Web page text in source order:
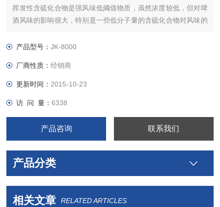
挥发性含硫化合物是强风味低阈值物质，虽然浓度较低，但对啤
酒风味的影响很大，特别是一些低分子量的含硫化合物对风味的
有重要影响的含硫风味物质主要是二甲基硫（DMS）、SO2、
产品型号：JK-8000
厂商性质：经销商
更新时间： 2015-10-23
访 问 量：6338
产品咨询 联系我们
产品分类
相关文章 RELATED ARTICLES